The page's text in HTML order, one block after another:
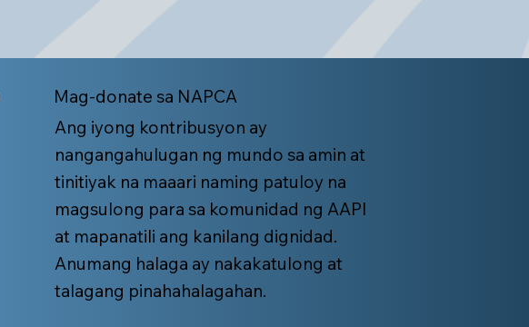
Mag-donate sa NAPCA
Ang iyong kontribusyon ay
nangangahulugan ng mundo sa amin at
tinitiyak na maaari naming patuloy na
magsulong para sa komunidad ng AAPI
at mapanatili ang kanilang dignidad.
Anumang halaga ay nakakatulong at
talagang pinahahalagahan.